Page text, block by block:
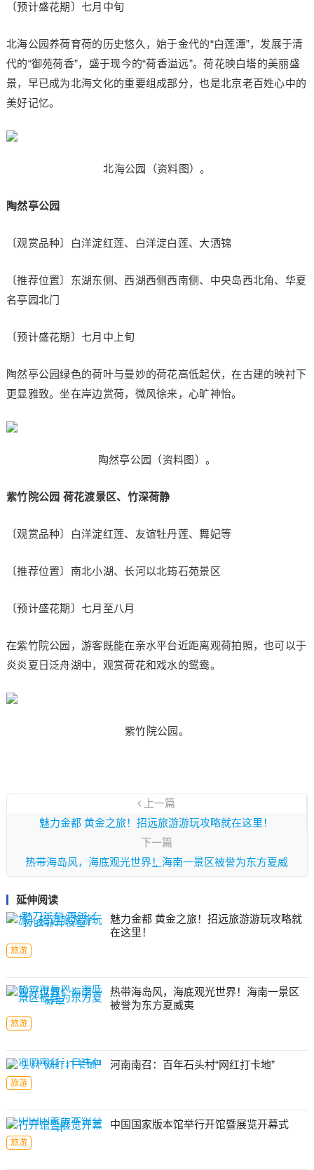
〔预计盛花期〕七月中旬
北海公园养荷育荷的历史悠久，始于金代的“白莲潭”，发展于清
代的“御苑荷香”，盛于现今的“荷香溢远”。荷花映白塔的美丽盛
景，早已成为北海文化的重要组成部分，也是北京老百姓心中的
美好记忆。
北海公园（资料图）。
陶然亭公园
〔观赏品种〕白洋淀红莲、白洋淀白莲、大洒锦
〔推荐位置〕东湖东侧、西湖西侧西南侧、中央岛西北角、华夏
名亭园北门
〔预计盛花期〕七月中上旬
陶然亭公园绿色的荷叶与曼妙的荷花高低起伏，在古建的映衬下
更显雅致。坐在岸边赏荷，微风徐来，心旷神怡。
陶然亭公园（资料图）。
紫竹院公园 荷花渡景区、竹深荷静
〔观赏品种〕白洋淀红莲、友谊牡丹莲、舞妃等
〔推荐位置〕南北小湖、长河以北筠石苑景区
〔预计盛花期〕七月至八月
在紫竹院公园，游客既能在亲水平台近距离观荷拍照，也可以于
炎炎夏日泛舟湖中，观赏荷花和戏水的鸳鸯。
紫竹院公园。
上一篇
魅力金都 黄金之旅！招远旅游游玩攻略就在这里！
下一篇
热带海岛风，海底观光世界！海南一景区被誉为东方夏威
夷
延伸阅读
魅力金都 黄金之旅！招远旅游游玩攻略就
在这里！
旅游
热带海岛风，海底观光世界！海南一景区
被誉为东方夏威夷
旅游
河南南召：百年石头村“网红打卡地”
旅游
中国国家版本馆举行开馆暨展览开幕式
旅游